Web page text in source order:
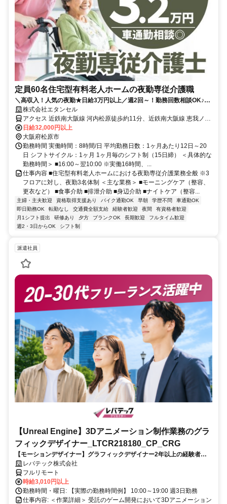
定員60名住宅型有料老人ホームの夜勤専従介護職
＼高収入！人気の夜勤★日給3万円以上／週2回～！勤務回数相談OK♪夜
勤3名体制｜車通勤相談可能◎
株式会社エタンセル
アクセス 近鉄南大阪線 河内松原徒歩約11分、近鉄南大阪線 恵我ノ荘
出入口1徒歩約13分、近鉄南大阪線 高見ノ里徒歩約23分 【勤務地最
寄駅】近鉄南大阪線「河内松原」駅より徒歩8分
日給32,000円以上
大阪府松原市
勤務時間 実働時間：8時間/日 平均勤務日数：1ヶ月あたり12日～20
日 シフトサイクル：1ヶ月 1ヶ月毎のシフト制（15日締） ＜具体的な
勤務時間＞ ■16:00～翌10:00 ※実働16時間、...
仕事内容 ■住宅型有料老人ホームにおける夜勤専従介護業務全般 ※3
フロアに対し、夜勤3名体制 ＜主な業務＞ ■モーニングケア（整容、
更衣など） ■食事介助 ■排泄介助 ■身辺介助 ■ナイトケア（整容...
主婦・主夫歓迎 資格取得支援あり バイク通勤OK 早朝 学歴不問
車通勤OK
即日勤務OK
転勤なし 交通費全額支給 経験者歓迎 夜間
有資格者歓迎
月1シフト提出
研修あり 夕方 ブランクOK 長期歓迎
フルタイム歓迎
週2・3日からOK
シフト制
派遣社員
【Unreal Engine】3Dアニメーション制作業務のグラ
フィックデザイナー_LTCR218180_CP_CRG
【モーションデザイナー】グラフィックデザイナー2年以上の経験者を
歓迎！キャリアアップを目指したい方も大歓迎♪
レバテック株式会社
フルリモート
時給3,010円以上
勤務時間・曜日: 【実際の勤務時間例】 10:00～19:00 週3日勤務
仕事内容: ＜作業詳細＞ 受託のゲーム開発において3Dアニメーション